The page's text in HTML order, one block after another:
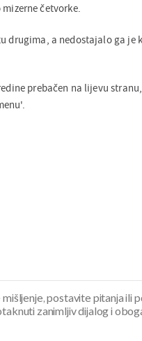
četvorke.
drugima, a nedostajalo ga je
prebačen na lijevu
postavite pitanja ili
zanimljiv dijalog i